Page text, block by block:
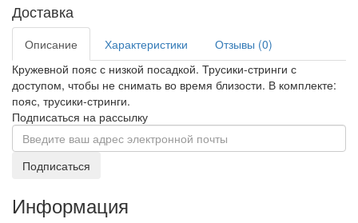
Доставка
Описание Характеристики
Отзывы (0)
Кружевной пояс с низкой посадкой. Трусики-стринги с
доступом, чтобы не снимать во время близости. В комплекте:
пояс, трусики-стринги.
Подписаться на рассылку
Подписаться
Информация